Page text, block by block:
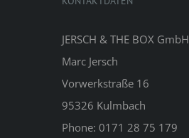
JERSCH & THE BOX GmbH
Marc Jersch
Vorwerkstraße 16
95326 Kulmbach
Phone: 0171 28 75 179